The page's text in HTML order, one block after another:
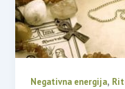
Negativna energija,